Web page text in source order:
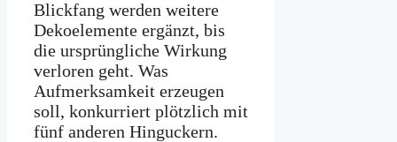
Blickfang werden weitere
Dekoelemente ergänzt, bis
die ursprüngliche Wirkung
verloren geht. Was
Aufmerksamkeit erzeugen
soll, konkurriert plötzlich mit
fünf anderen Hinguckern.